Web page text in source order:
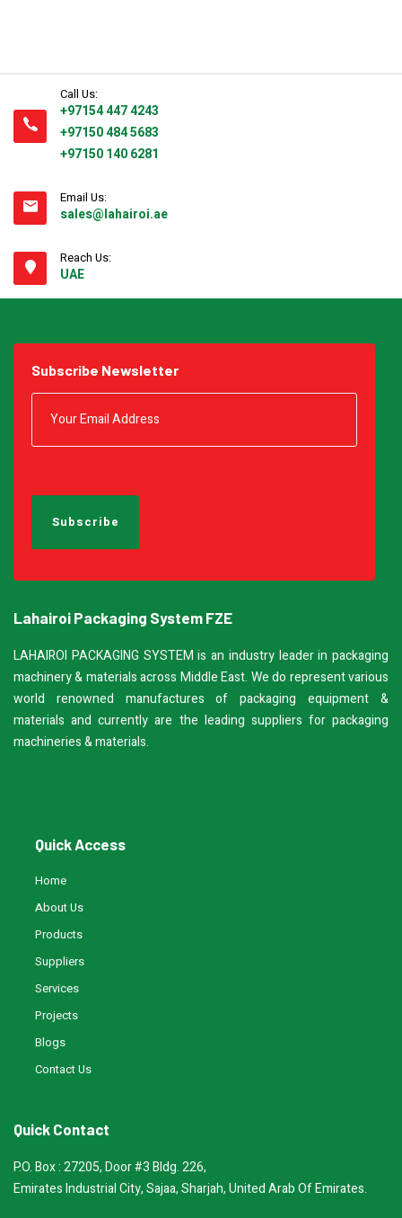
Call Us:
+97154 447 4243
+97150 484 5683
+97150 140 6281
Email Us:
sales@lahairoi.ae
Reach Us:
UAE
Subscribe Newsletter
Lahairoi Packaging System FZE
LAHAIROI PACKAGING SYSTEM is an industry leader in packaging
machinery & materials across Middle East. We do represent various
world renowned manufactures of packaging equipment &
materials and currently are the leading suppliers for packaging
machineries & materials.
Quick Access
Home
About Us
Products
Suppliers
Services
Projects
Blogs
Contact Us
Quick Contact
P.O. Box : 27205, Door #3 Bldg. 226,
Emirates Industrial City, Sajaa, Sharjah, United Arab Of Emirates.